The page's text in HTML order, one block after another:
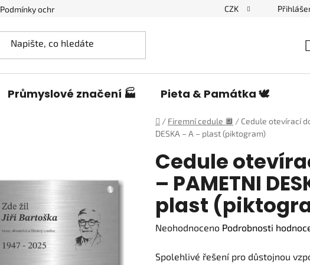
Podmínky ochrany osobních údajů Blog o cedulích a piktogramech
CZK
Průmyslové značení 🏭 Pieta & Památka 🕊️
Domů
/ Firemní cedule 🔲 / Cedule otevírací
DESKA – A – plast (piktogram)
Cedule
– PAMETNI
plast
Průměrné
produktu
Neohodnoceno Podrobnosti
Spolehlivé řešení pro důstojnou